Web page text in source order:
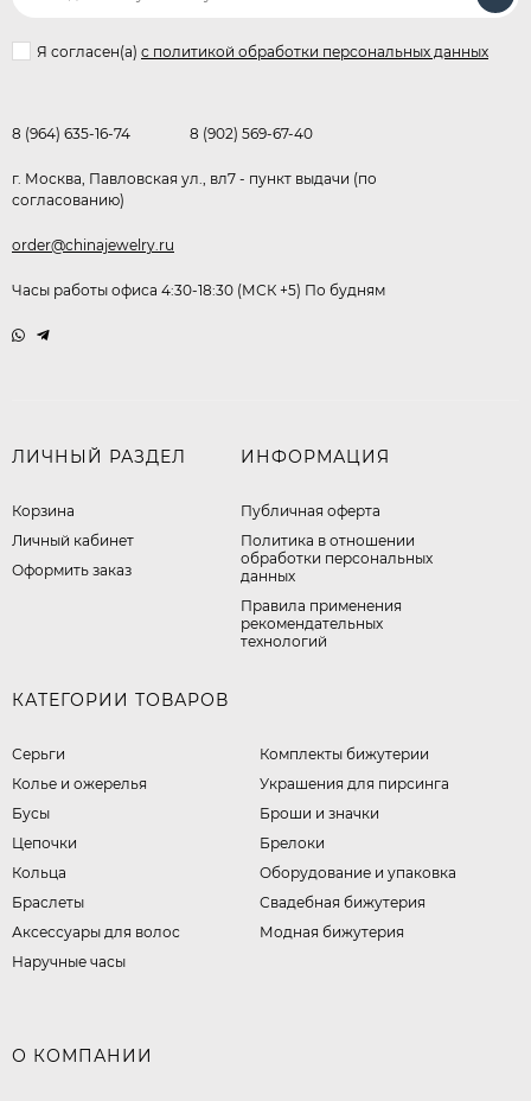
Я согласен(a) с политикой обработки персональных данных
8 (964) 635-16-74 8 (902) 569-67-40
г. Москва, Павловская ул., вл7 - пункт выдачи (по
согласованию)
order@chinajewelry.ru
Часы работы офиса 4:30-18:30 (МСК +5) По будням
ЛИЧНЫЙ РАЗДЕЛ
Корзина
Личный кабинет
Оформить заказ
ИНФОРМАЦИЯ
Публичная оферта
​Политика в отношении
обработки персональных
данных
Правила применения
рекомендательных
технологий
КАТЕГОРИИ ТОВАРОВ
Серьги
Колье и ожерелья
Бусы
Цепочки
Кольца
Браслеты
Аксессуары для волос
Наручные часы
Комплекты бижутерии
Украшения для пирсинга
Броши и значки
Брелоки
Оборудование и упаковка
Свадебная бижутерия
Модная бижутерия
О КОМПАНИИ